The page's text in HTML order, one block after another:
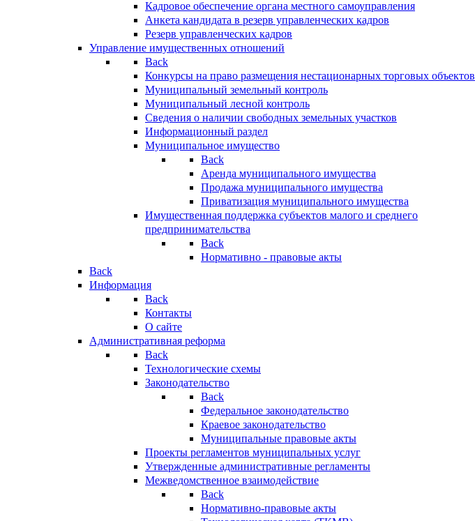
Кадровое обеспечение органа местного самоуправления
Анкета кандидата в резерв управленческих кадров
Резерв управленческих кадров
Управление имущественных отношений
Back
Конкурсы на право размещения нестационарных торговых объектов
Муниципальный земельный контроль
Муниципальный лесной контроль
Сведения о наличии свободных земельных участков
Информационный раздел
Муниципальное имущество
Back
Аренда муниципального имущества
Продажа муниципального имущества
Приватизация муниципального имущества
Имущественная поддержка субъектов малого и среднего
предпринимательства
Back
Нормативно - правовые акты
Back
Информация
Back
Контакты
О сайте
Административная реформа
Back
Технологические схемы
Законодательство
Back
Федеральное законодательство
Краевое законодательство
Муниципальные правовые акты
Проекты регламентов муниципальных услуг
Утвержденные административные регламенты
Межведомственное взаимодействие
Back
Нормативно-правовые акты